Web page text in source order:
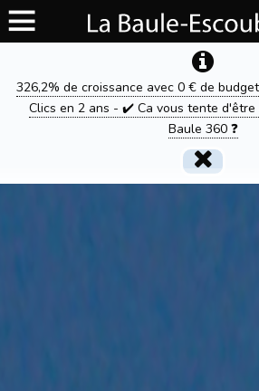
326,2% de croissance avec 0 € de
Clics en 2 ans - ✔️ Ca vous tente d'être
Baule 360 ❓